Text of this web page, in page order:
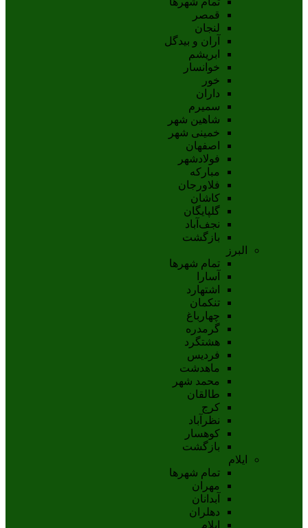
قمصر
لنجان
آران و بیدگل
ابریشم
خوانسار
خور
داران
سمیرم
شاهین شهر
خمینی شهر
اصفهان
فولادشهر
مبارکه
فلاورجان
کاشان
گلپايگان
نجف‌آباد
بازگشت
البرز
تمام شهر‌ها
آسارا
اشتهارد
تنکمان
چهارباغ
گرمدره
هشتگرد
فردیس
ماهدشت
محمد شهر
طالقان
کرج
نظرآباد
کوهسار
بازگشت
ایلام
تمام شهر‌ها
مهران
آبدانان
دهلران
ايلام